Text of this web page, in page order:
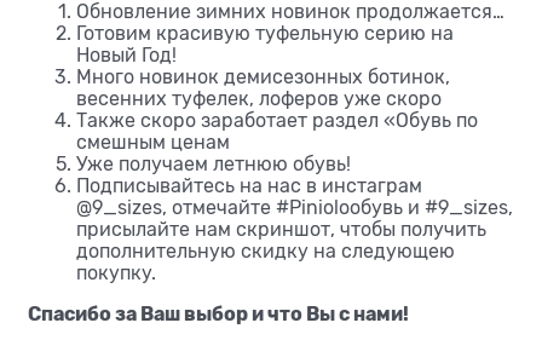
Обновление зимних новинок продолжается…
Готовим красивую туфельную серию на
Новый Год!
Много новинок демисезонных ботинок,
весенних туфелек, лоферов уже скоро
Также скоро заработает раздел «Обувь по
смешным ценам
Уже получаем летнюю обувь!
Подписывайтесь на нас в инстаграм
@9_sizes, отмечайте #Pinioloобувь и #9_sizes,
присылайте нам скриншот, чтобы получить
дополнительную скидку на следующею
покупку.
Спасибо за Ваш выбор и что Вы с нами!